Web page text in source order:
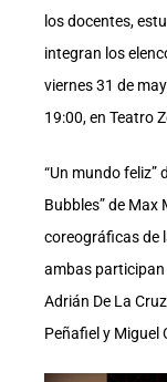
los docentes,
integran los
viernes 31 de
19:00, en Teatro
“Un mundo feliz”
Bubbles” de Max
coreográficas de
ambas participan
Adrián De La
Peñafiel y Miguel